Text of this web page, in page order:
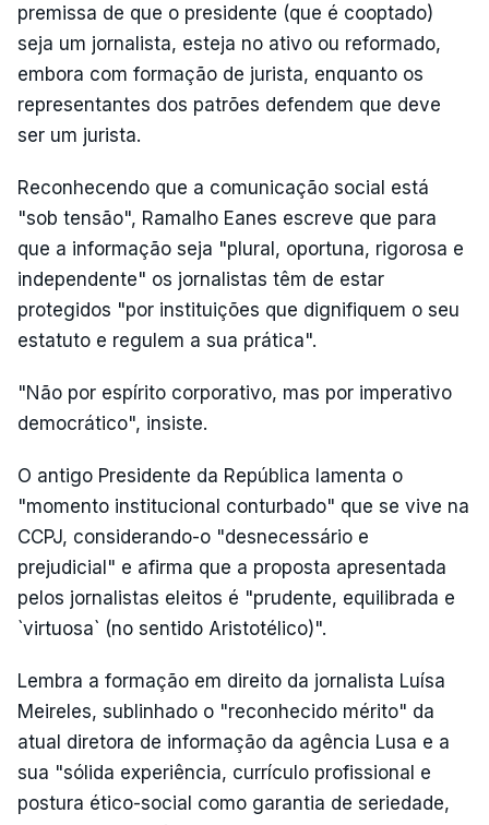
premissa de que o presidente (que é cooptado)
seja um jornalista, esteja no ativo ou reformado,
embora com formação de jurista, enquanto os
representantes dos patrões defendem que deve
ser um jurista.
Reconhecendo que a comunicação social está
"sob tensão", Ramalho Eanes escreve que para
que a informação seja "plural, oportuna, rigorosa e
independente" os jornalistas têm de estar
protegidos "por instituições que dignifiquem o seu
estatuto e regulem a sua prática".
"Não por espírito corporativo, mas por imperativo
democrático", insiste.
O antigo Presidente da República lamenta o
"momento institucional conturbado" que se vive na
CCPJ, considerando-o "desnecessário e
prejudicial" e afirma que a proposta apresentada
pelos jornalistas eleitos é "prudente, equilibrada e
`virtuosa` (no sentido Aristotélico)".
Lembra a formação em direito da jornalista Luísa
Meireles, sublinhado o "reconhecido mérito" da
atual diretora de informação da agência Lusa e a
sua "sólida experiência, currículo profissional e
postura ético-social como garantia de seriedade,